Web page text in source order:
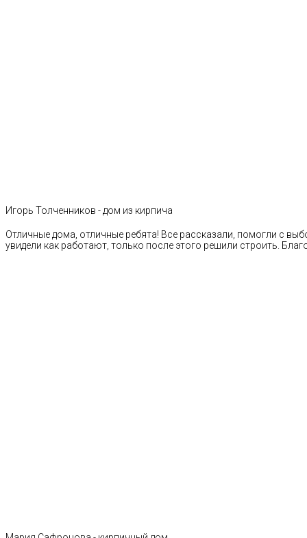
Игорь Толченников - дом из кирпича
Отличные дома, отличные ребята! Все рассказали, помогли с
увидели как работают, только после этого решили строить.